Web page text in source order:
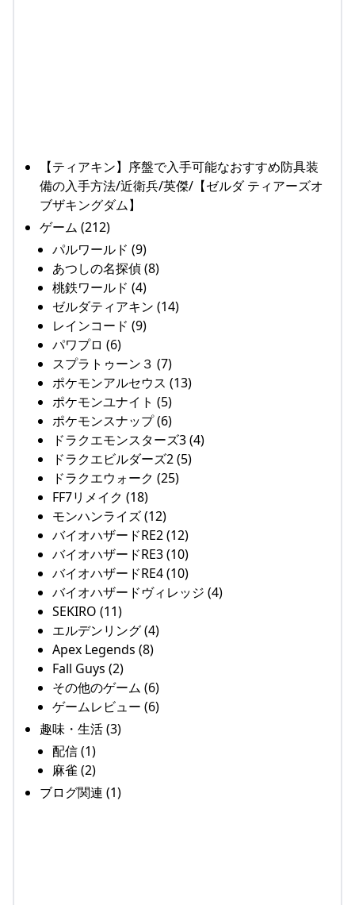
【ティアキン】序盤で入手可能なおすすめ防具装
備の入手方法/近衛兵/英傑/【ゼルダ ティアーズオ
ブザキングダム】
ゲーム (212)
パルワールド (9)
あつしの名探偵 (8)
桃鉄ワールド (4)
ゼルダティアキン (14)
レインコード (9)
パワプロ (6)
スプラトゥーン３ (7)
ポケモンアルセウス (13)
ポケモンユナイト (5)
ポケモンスナップ (6)
ドラクエモンスターズ3 (4)
ドラクエビルダーズ2 (5)
ドラクエウォーク (25)
FF7リメイク (18)
モンハンライズ (12)
バイオハザードRE2 (12)
バイオハザードRE3 (10)
バイオハザードRE4 (10)
バイオハザードヴィレッジ (4)
SEKIRO (11)
エルデンリング (4)
Apex Legends (8)
Fall Guys (2)
その他のゲーム (6)
ゲームレビュー (6)
趣味・生活 (3)
配信 (1)
麻雀 (2)
ブログ関連 (1)